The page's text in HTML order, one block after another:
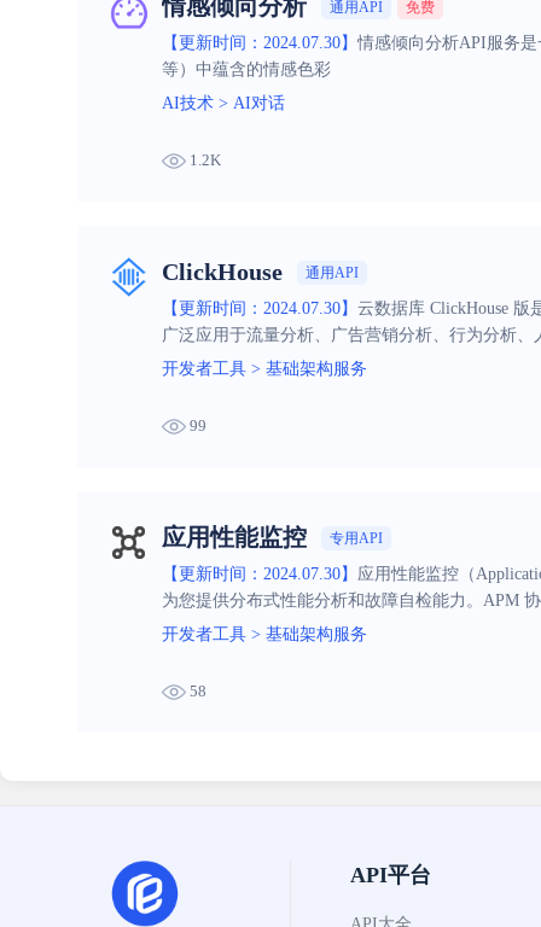
情感倾向分析 通用API 免费
【更新时间：2024.07.30】情感倾向分析API服务
等）中蕴含的情感色彩
AI技术 > AI对话
1.2K
ClickHouse 通用API
【更新时间：2024.07.30】 云数据库 ClickHouse 版
广泛应用于流量分析、广告营销分析、行为分析
开发者工具 > 基础架构服务
99
应用性能监控 专用API
【更新时间：2024.07.30】 应用性能监控（
为您提供分布式性能分析和故障自检能力。APM
性能，提升用户体验。
开发者工具 > 基础架构服务
58
API平台